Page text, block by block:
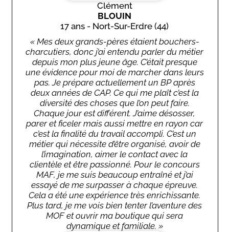
Clément
BLOUIN
17 ans - Nort-Sur-Erdre (44)
« Mes deux grands-pères étaient bouchers-
charcutiers, donc j’ai entendu parler du métier
depuis mon plus jeune âge. C’était presque
une évidence pour moi de marcher dans leurs
pas. Je prépare actuellement un BP après
deux années de CAP. Ce qui me plaît c’est la
diversité des choses que l’on peut faire.
Chaque jour est différent. J’aime désosser,
parer et ficeler mais aussi mettre en rayon car
c’est la finalité du travail accompli. C’est un
métier qui nécessite d’être organisé, avoir de
l’imagination, aimer le contact avec la
clientèle et être passionné. Pour le concours
MAF, je me suis beaucoup entraîné et j’ai
essayé de me surpasser à chaque épreuve.
Cela a été une expérience très enrichissante.
Plus tard, je me vois bien tenter l’aventure des
MOF et ouvrir ma boutique qui sera
dynamique et familiale. »